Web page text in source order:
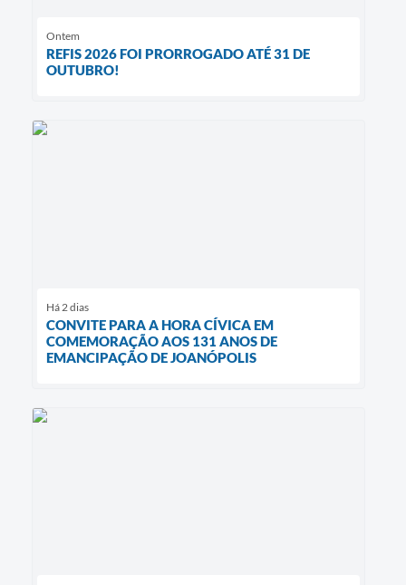
Ontem
REFIS 2026 FOI PRORROGADO ATÉ 31 DE
OUTUBRO!
Há 2 dias
CONVITE PARA A HORA CÍVICA EM
COMEMORAÇÃO AOS 131 ANOS DE
EMANCIPAÇÃO DE JOANÓPOLIS